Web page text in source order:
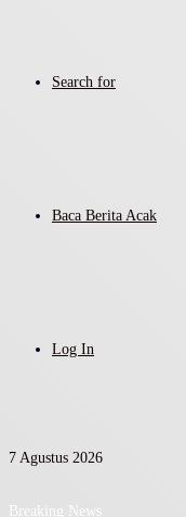
Search for
Baca Berita Acak
Log In
7 Agustus 2026
Breaking News